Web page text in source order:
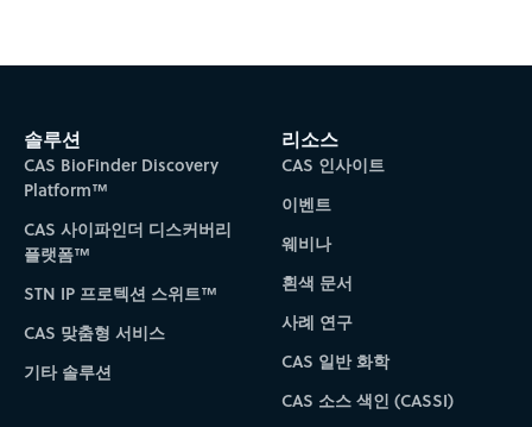
솔루션
CAS BioFinder Discovery
Platform™
CAS 사이파인더 디스커버리
플랫폼™
STN IP 프로텍션 스위트™
CAS 맞춤형 서비스
기타 솔루션
리소스
CAS 인사이트
이벤트
웨비나
흰색 문서
사례 연구
CAS 일반 화학
CAS 소스 색인 (CASSI)